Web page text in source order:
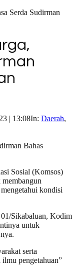
Serda Sudirman
| 13:08In: Daerah,
Sosial (Komsos)
kondisi
Sikabaluan, Kodim
untuk
serta
pengetahuan”